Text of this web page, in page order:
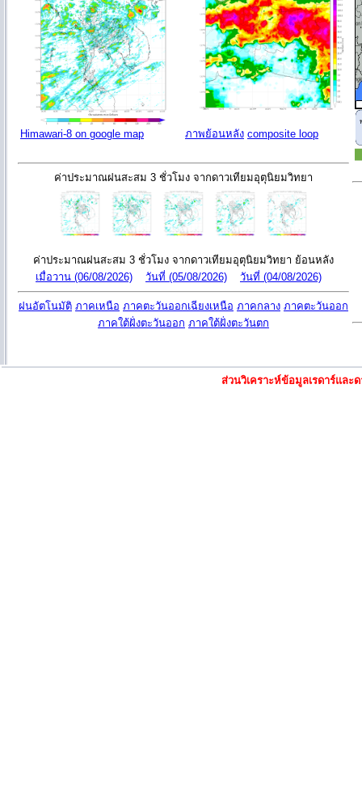
Himawari-8 on google map ภาพย้อนหลัง composite loop
ค่าประมาณฝนสะสม 3 ชั่วโมง จากดาวเทียมอุตุนิยมวิทยา
ค่าประมาณฝนสะสม 3 ชั่วโมง จากดาวเทียมอุตุนิยมวิทยา ย้อนหลัง
เมื่อวาน (06/08/2026)
วันที่ (05/08/2026) วันที่ (04/08/2026)
ฝนอัตโนมัติ ภาคเหนือ ภาคตะวันออกเฉียงเหนือ ภาคกลาง ภาคตะวันออก
ภาคใต้ฝั่งตะวันออก ภาคใต้ฝั่งตะวันตก
ส่วนวิเคราะห์ข้อมูลเรดาร์แล